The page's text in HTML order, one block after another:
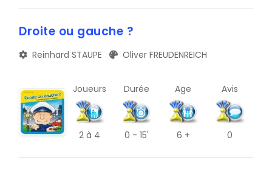
Droite ou gauche ?
Reinhard STAUPE Oliver FREUDENREICH
Joueurs
2 à 4
Durée
0 - 15'
Age
6 +
Avis
0